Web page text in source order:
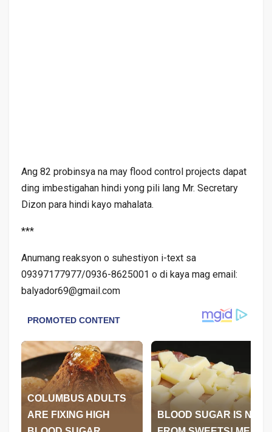
Ang 82 probinsya na may flood control projects dapat
ding imbestigahan hindi yong pili lang Mr. Secretary
Dizon para hindi kayo mahalata.
***
Anumang reaksyon o suhestiyon i-text sa
09397177977/0936-8625001 o di kaya mag email:
balyador69@gmail.com